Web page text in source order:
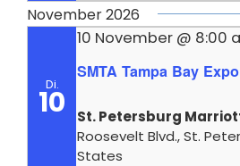
November 2026
Di.
10
SMTA Tampa Bay
10 November @ 8:00
St. Petersburg
Roosevelt Blvd., St.
States